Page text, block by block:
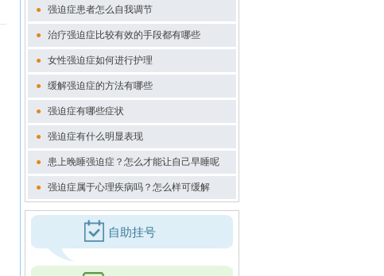
● 强迫症患者怎么自我调节
● 治疗强迫症比较有效的手段都有哪些
● 女性强迫症如何进行护理
● 缓解强迫症的方法有哪些
● 强迫症有哪些症状
● 强迫症有什么明显表现
● 患上晚睡强迫症？怎么才能让自己早睡呢
● 强迫症属于心理疾病吗？怎么样可缓解
自助挂号